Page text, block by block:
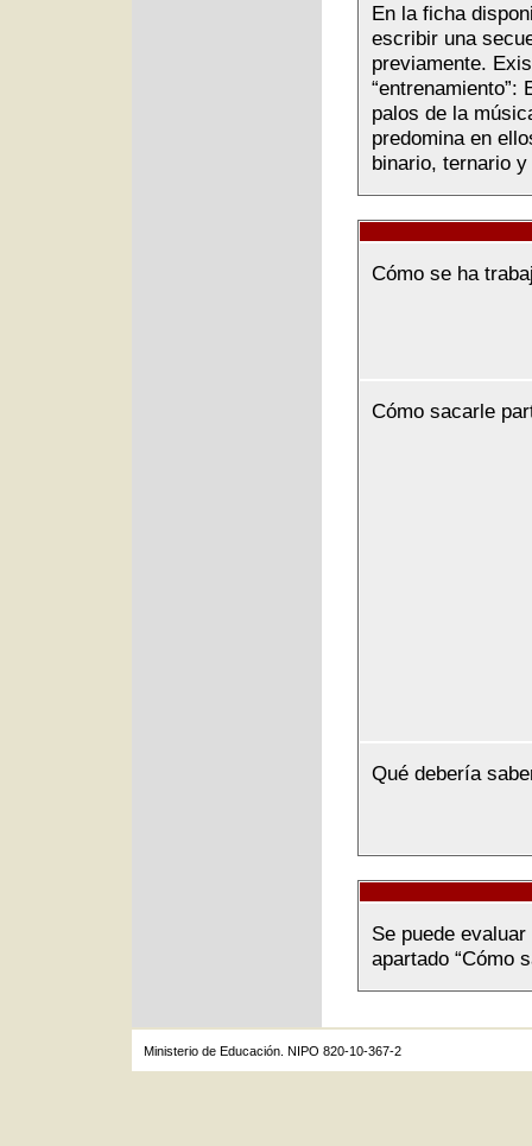
En la ficha
escribir una
previamente.
“entrenamiento”:
palos de la
predomina en
binario, ternario
Cómo se ha
Cómo sacarle
Qué debería
Se puede
apartado “Cómo
Ministerio de Educación. NIPO 820-10-367-2